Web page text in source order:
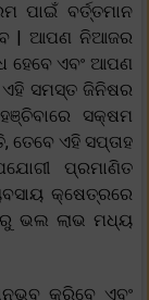
ବର୍ତ୍ତମାନ
| ଆପଣ ନିଆଜର
ହେବେ ଏବଂ ଆପଣ
ଏହି ସମସ୍ତ ଜିନିଷର
ସକ୍ଷମ
ଏହି ସପ୍ତାହ
ପ୍ରମାଣିତ
କ୍ଷେତ୍ରରେ
ଭଲ ଲାଭ ମଧ୍ୟ
କରିବେ ଏବଂ